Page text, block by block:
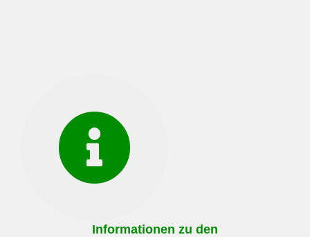
Informationen zu den